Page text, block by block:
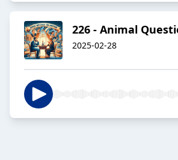
226 - Animal
2025-02-28